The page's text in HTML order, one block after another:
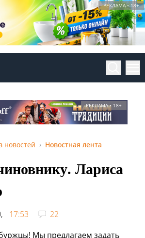
РЕКЛАМА • 18+
РЕКЛАМА • 18+
новостей Новостная лента
Лариса
17:53
22
Мы предлагаем задать